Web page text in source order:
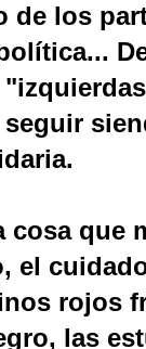
de los
cosa que
el
rojos
las